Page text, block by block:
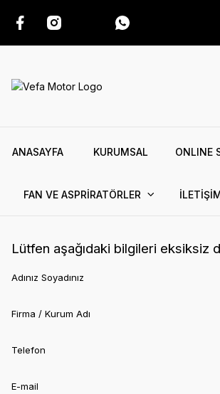
ANASAYFA KURUMSAL ONLINE
FAN VE ASPRİRATÖRLER
Lütfen aşağıdaki bilgileri eksiksiz
Adınız Soyadınız
Firma / Kurum Adı
Telefon
E-mail